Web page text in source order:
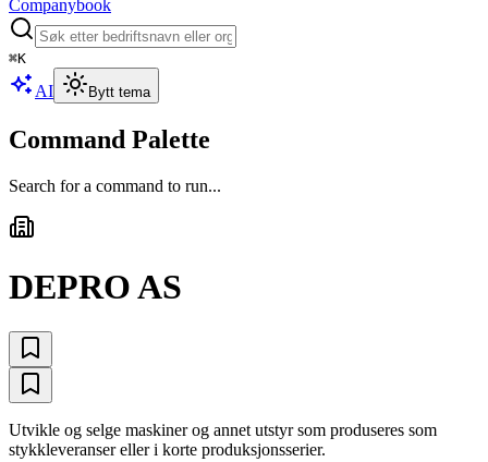
Companybook
⌘K
AI Bytt tema
Command Palette
Search for a command to run...
DEPRO AS
Utvikle og selge maskiner og annet utstyr som produseres som
stykkleveranser eller i korte produksjonsserier.